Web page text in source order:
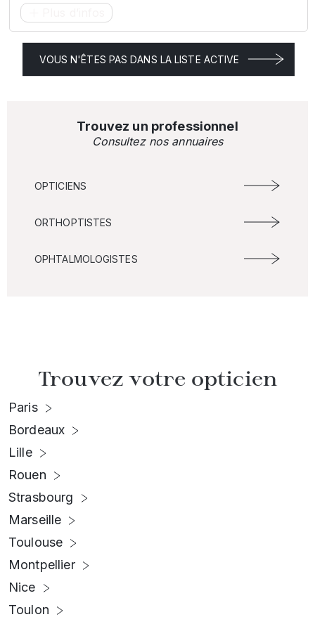
VOUS N'ÊTES PAS DANS LA LISTE ACTIVE
Trouvez un professionnel
Consultez nos annuaires
OPTICIENS
ORTHOPTISTES
OPHTALMOLOGISTES
Trouvez votre opticien
Paris
Bordeaux
Lille
Rouen
Strasbourg
Marseille
Toulouse
Montpellier
Nice
Toulon